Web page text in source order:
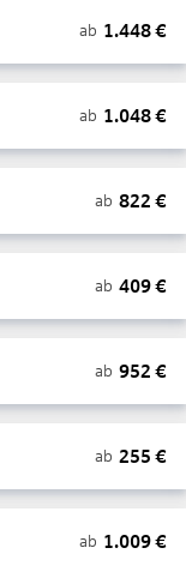
ab 1.448€
ab 1.048€
ab 822 €
ab 409€
ab 952 €
ab 255 €
ab 1.009€